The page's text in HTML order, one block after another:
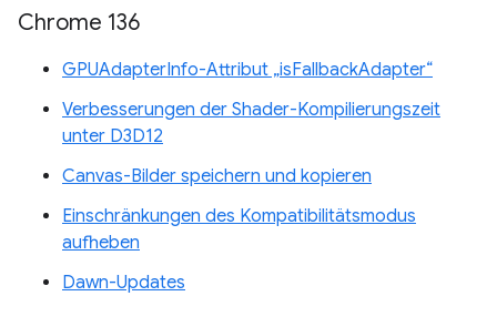
Chrome 136
GPUAdapterInfo-Attribut „isFallbackAdapter“
Verbesserungen der Shader-Kompilierungszeit
unter D3D12
Canvas-Bilder speichern und kopieren
Einschränkungen des Kompatibilitätsmodus
aufheben
Dawn-Updates